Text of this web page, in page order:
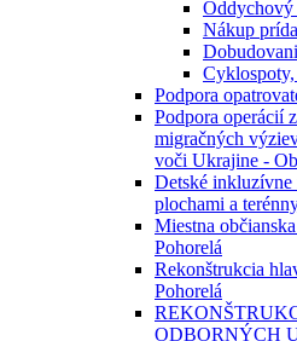
Oddychový
Nákup
Cyklospoty,
Podpora
Podpora operácií
migračných
voči Ukrajine -
Detské
plochami a
Miestna
Pohorelá
Rekonštrukcia
Pohorelá
ODBORNÝCH